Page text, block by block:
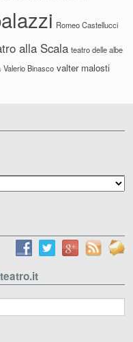
Romeo Castellucci
alla Scala teatro delle albe
Valerio Binasco valter malosti